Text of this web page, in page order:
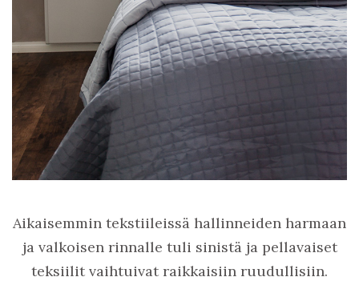
Aikaisemmin tekstiileissä hallinneiden harmaan
ja valkoisen rinnalle tuli sinistä ja pellavaiset
teksiilit vaihtuivat raikkaisiin ruudullisiin.